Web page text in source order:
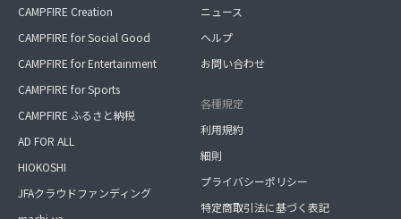
CAMPFIRE Creation
CAMPFIRE for Social Good
CAMPFIRE for Entertainment
CAMPFIRE for Sports
CAMPFIRE ふるさと納税
AD FOR ALL
HIOKOSHI
JFAクラウドファンディング
ニュース
ヘルプ
お問い合わせ
各種規定
利用規約
細則
プライバシーポリシー
特定商取引法に基づく表記